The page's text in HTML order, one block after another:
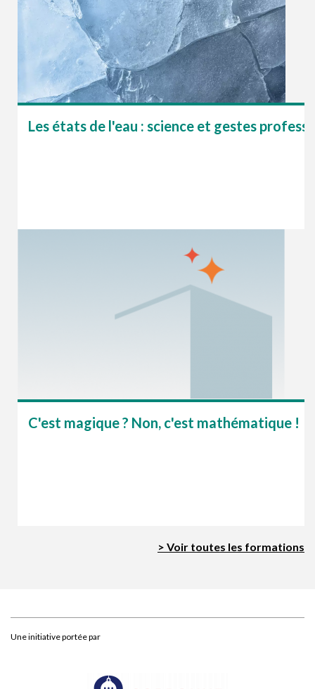
Les états de l'eau : science et gestes
C'est magique ? Non, c'est mathématique !
> Voir toutes les formations
Une initiative portée par